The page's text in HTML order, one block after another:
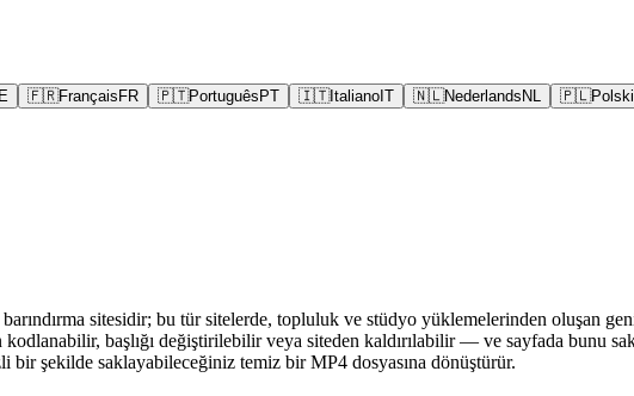
🇫🇷Français FR 🇵🇹Português PT 🇮🇹Italiano IT 🇳🇱Nederlands NL 🇵🇱Polski
sitesidir; bu tür sitelerde, topluluk ve stüdyo yüklemelerinden oluşan
başlığı değiştirilebilir veya siteden kaldırılabilir — ve sayfada bunu
bir şekilde saklayabileceğiniz temiz bir MP4 dosyasına dönüştürür.